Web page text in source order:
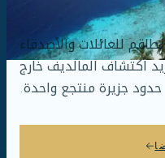
للعائلات والأصدقاء
اكتشاف المالديف خارج
حدود جزيرة منتجع واحدة.